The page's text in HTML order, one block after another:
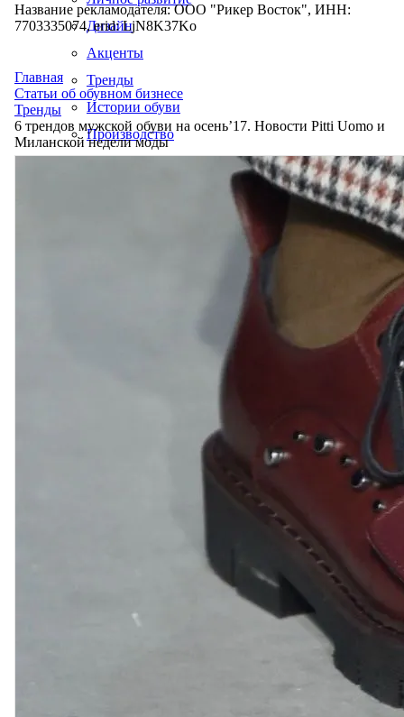
Дизайн
Акценты
Тренды
Истории обуви
Производство
Название рекламодателя: ООО "Рикер Восток", ИНН:
7703335074, erid: LjN8K37Ko
Главная
Статьи об обувном бизнесе
Тренды
6 трендов мужской обуви на осень’17. Новости Pitti Uomo и
Миланской недели моды